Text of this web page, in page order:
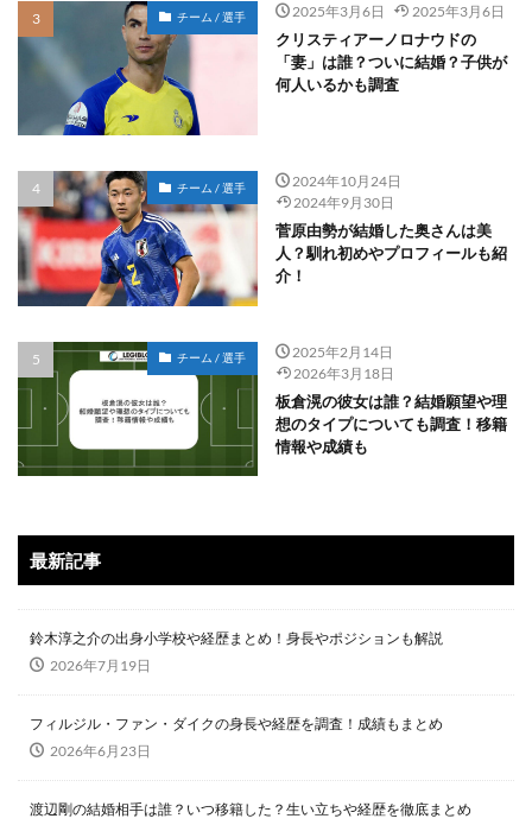
チーム / 選手 2025年3月6日 2025年3月6日
クリスティアーノロナウドの
「妻」は誰？ついに結婚？子供が
何人いるかも調査
チーム / 選手
2024年10月24日
2024年9月30日
菅原由勢が結婚した奥さんは美
人？馴れ初めやプロフィールも紹
介！
チーム / 選手
2025年2月14日
2026年3月18日
板倉滉の彼女は誰？結婚願望や理
想のタイプについても調査！移籍
情報や成績も
最新記事
鈴木淳之介の出身小学校や経歴まとめ！身長やポジションも解説
2026年7月19日
フィルジル・ファン・ダイクの身長や経歴を調査！成績もまとめ
2026年6月23日
渡辺剛の結婚相手は誰？いつ移籍した？生い立ちや経歴を徹底まとめ